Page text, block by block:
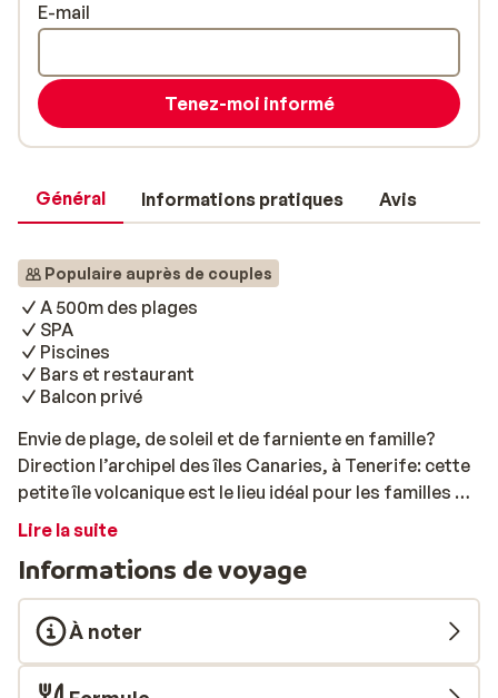
Général Informations pratiques Avis
Populaire auprès de couples
A 500m des plages
SPA
Piscines
Bars et restaurant
Balcon privé
Envie de plage, de soleil et de farniente en famille?
Direction l’archipel des îles Canaries, à Tenerife: cette
petite île volcanique est le lieu idéal pour les familles en
manque de soleil. Vous séjournerez à l’hôtel GF Fañabe,
Au cœur d’un quartier résidentiel, vous serez
parfaitement au calme. Respirez l’odeur des embruns,
écoutez le doux bruit des vagues, les rires des enfants
qui s’amusent sur la plage… Pas de doutes, vous êtes
en vacances! L’Hôtel GF Fañabe est un très joli
Lire la suite
Informations de voyage
À noter
E-mail
Tenez-moi informé